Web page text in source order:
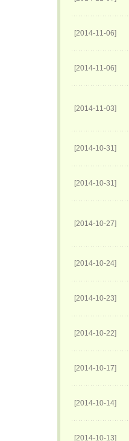
[2014-11-06]
[2014-11-06]
[2014-11-03]
[2014-10-31]
[2014-10-31]
[2014-10-27]
[2014-10-24]
[2014-10-23]
[2014-10-22]
[2014-10-17]
[2014-10-14]
[2014-10-13]